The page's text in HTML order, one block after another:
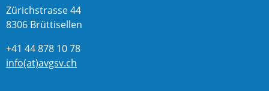
Zürichstrasse 44
8306 Brüttisellen
+41 44 878 10 78
info(at)avgsv.ch